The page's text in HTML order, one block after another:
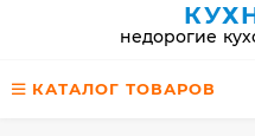
недорогие
КАТАЛОГ ТОВАРОВ